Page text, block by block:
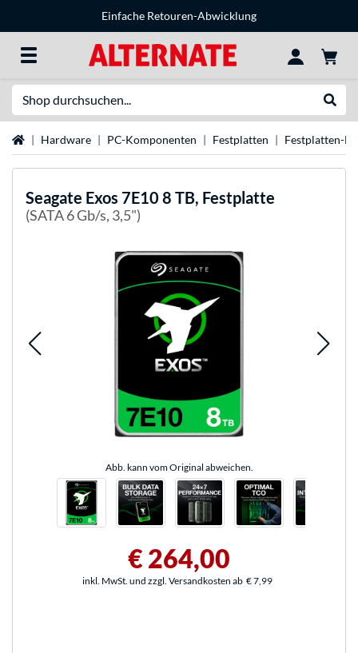
Einfache Retouren-Abwicklung
StartseiteHardware PC-Komponenten Festplatten Festplatten-
Seagate Exos 7E10 8 TB, Festplatte
(SATA 6 Gb/s, 3,5")
Abb. kann vom Original abweichen.
€ 264,00
inkl. MwSt. und zzgl. Versandkosten ab € 7,99